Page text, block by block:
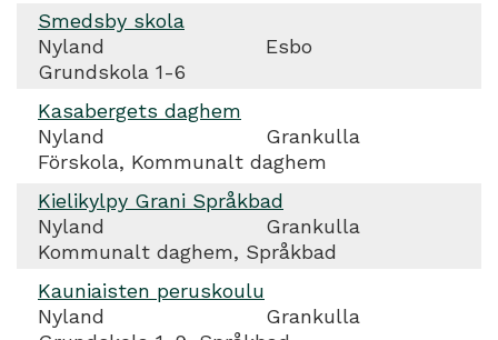
Smedsby skola
Nyland
Esbo
Grundskola 1-6
Kasabergets daghem
Nyland
Grankulla
Förskola, Kommunalt daghem
Kielikylpy Grani Språkbad
Nyland
Grankulla
Kommunalt daghem, Språkbad
Kauniaisten peruskoulu
Nyland
Grankulla